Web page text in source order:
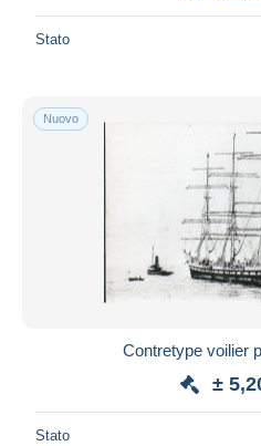
Stato
Nuovo
Contretype voilier
±
Stato